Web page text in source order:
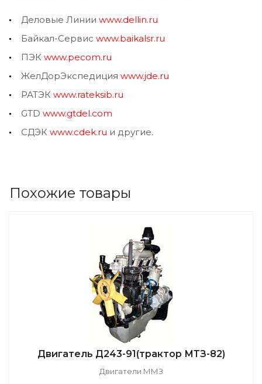
Деловые Линии www.dellin.ru
Байкал-Сервис www.baikalsr.ru
ПЭК www.pecom.ru
ЖелДорЭкспедиция www.jde.ru
РАТЭК www.rateksib.ru
GTD www.gtdel.com
СДЭК www.cdek.ru и другие.
Похожие товары
Двигатель Д243-91(трактор МТЗ-82)
Двигатели ММЗ